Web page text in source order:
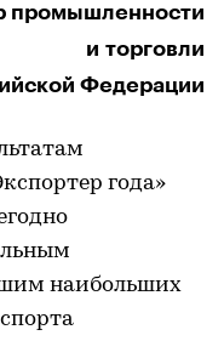
промышленности
и торговли
Федерации
года»
наибольших